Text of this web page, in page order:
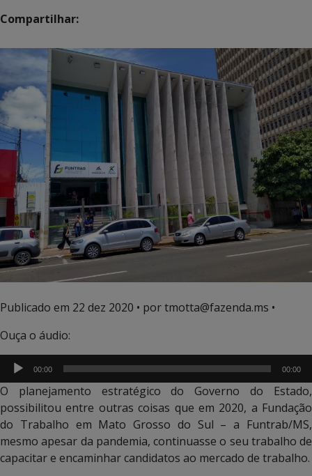
Compartilhar:
Publicado em 22 dez 2020 • por tmotta@fazenda.ms •
Ouça o áudio:
Tocador
de
áudio
00:00 00:00
O planejamento estratégico do Governo do Estado,
possibilitou entre outras coisas que em 2020, a Fundação
do Trabalho em Mato Grosso do Sul – a Funtrab/MS,
mesmo apesar da pandemia, continuasse o seu trabalho de
capacitar e encaminhar candidatos ao mercado de trabalho.